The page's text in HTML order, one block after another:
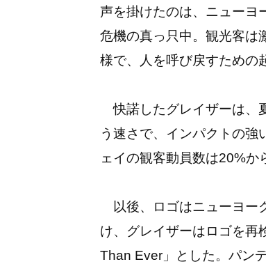
声を掛けたのは、ニューヨ
危機の真っ只中。観光客は
様で、人を呼び戻すための
快諾したグレイザーは、
う速さで、インパクトの強
ェイの観客動員数は20%か
以後、ロゴはニューヨー
け、グレイザーはロゴを再
Than Ever」とした。パン